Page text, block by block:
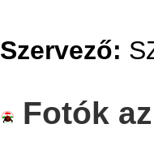
Szervező:
Fotók